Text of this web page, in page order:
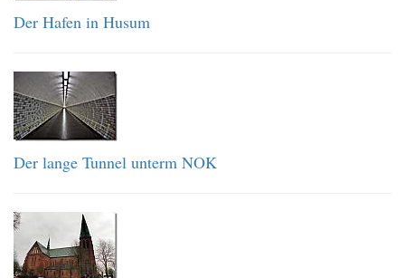
Der Hafen in Husum
Der lange Tunnel unterm NOK